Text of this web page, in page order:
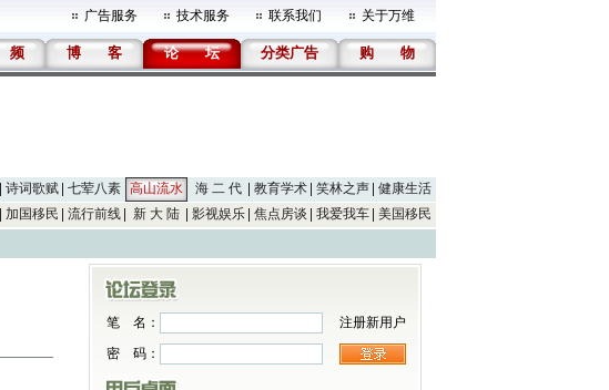
广告服务 技术服务 联系我们 关于万维
频 博 客 论 坛 分类广告 购 物
诗词歌赋 七荤八素 高山流水 海 二 代 教育学术 笑林之声
健康生活
加国移民 流行前线 新 大 陆 影视娱乐 焦点房谈 我爱我车 美国移民
笔 名：
注册新用户
密 码：